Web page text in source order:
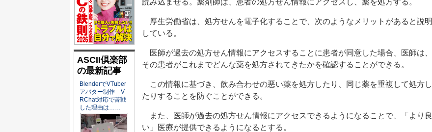
厚生労働省は、処方せんを電子化することで、次のようなメリットがあると説明
している。
医師が過去の処方せん情報にアクセスすることに患者が同意した場合、医師は、
その患者がこれまでどんな薬を処方されてきたかを確認することができる。
この情報に基づき、飲み合わせの悪い薬を処方したり、同じ薬を重複して処方し
たりすることを防ぐことができる。
また、医師が過去の処方せん情報にアクセスできるようになることで、「より良
い」医療が提供できるようになるとする。
ASCII倶楽部
の最新記事
BlenderでVTuber
アバター制作 V
RChat対応で苦戦
した理由は……